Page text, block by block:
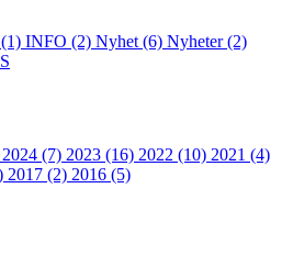
INFO (2) Nyhet (6) Nyheter (2)
2024 (7) 2023 (16) 2022 (10) 2021 (4)
2017 (2) 2016 (5)